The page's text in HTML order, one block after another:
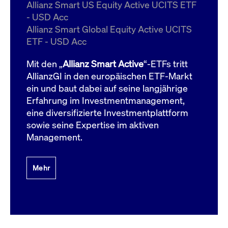
Allianz Smart US Equity Active UCITS ETF
- USD Acc
Allianz Smart Global Equity Active UCITS
ETF - USD Acc
Mit den „Allianz Smart Active“-ETFs tritt
AllianzGI in den europäischen ETF-Markt
ein und baut dabei auf seine langjährige
Erfahrung im Investmentmanagement,
eine diversifizierte Investmentplattform
sowie seine Expertise im aktiven
Management.
Mehr
ApplicationGatewayAffinityCORS
boerse.com
Domain
bis